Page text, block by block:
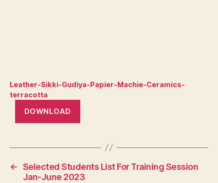
Leather-Sikki-Gudiya-Papier-Machie-Ceramics-
terracotta
DOWNLOAD
← Selected Students List For Training Session
Jan-June 2023